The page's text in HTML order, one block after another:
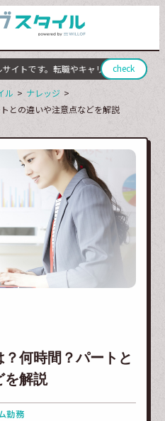
です。転職やキャリアチェンジに成
check
ル
ナレッジ
との違いや注意点などを解説
何時間？パートと
を解説
勤務